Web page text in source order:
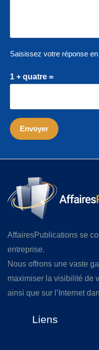
Saisissez votre réponse
1 + quatre =
AffairesPublications se
entreprise.
Nous offrons une vaste
maximiser la visibilité de
ainsi que sur l’Internet
Liens